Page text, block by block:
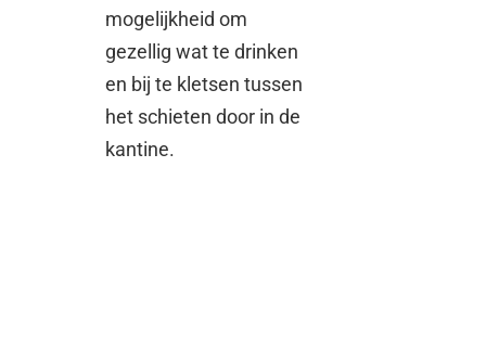
mogelijkheid om
gezellig wat te drinken
en bij te kletsen tussen
het schieten door in de
kantine.